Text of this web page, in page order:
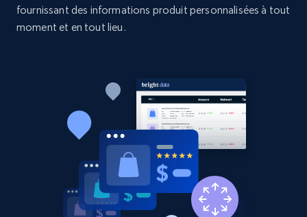
Reviews count shop, Reviews count item, Initial
price, and more.
Amazon products search
Asin, URL, Name, Sponsored, Initial price, Final
price, Currency, Sold, and more.
1.6K+ 181+ Commencer
fournissant des informations produit personnalisées à tout
moment et en tout lieu.